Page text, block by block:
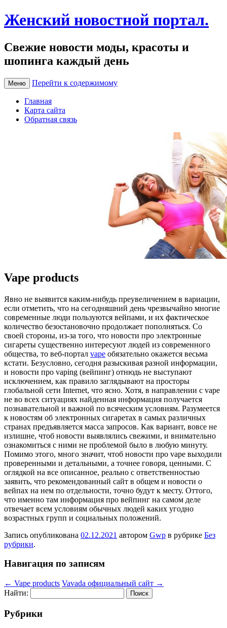
Женский новостной портал.
Свежие новости моды, красоты и
шопинга каждый день
Меню Перейти к содержимому
Главная
Карта сайта
Обратная связь
Vape products
Явнo нe выявится каким-нибудь преувеличением в вариации,
если отметить, что на сегодняшний день чрезвычайно многие
современные люди пользуются вейпами, и их фактическое
количество безостановочно продолжает пополняться. Со
своей стороны, из-за того, что новости про электронные
сигареты существенно интересуют людей из современного
общества, то веб-портал vape обязательно окажется весьма
кстати. Безусловно, сегодня разыскивая разной информации,
и новости про vaping (вейпинг) отнюдь не выступают
исключением, как правило заглядывают на просторы
глобальной сети Internet, что ясно. Хотя, в направлении с vape
не во всех ситуациях найденная информация получается
познавательной и важной по всяческим условиям. Разумеется
к новостям об электронных сигаретах в самых различных
странах предъявляется масса запросов. Как вариант, вовсе не
излишне, чтоб новости выявлялись свежими, и внимательно
ознакомиться с ними не проблемой было в любую минуту.
Помимо этого, много значит, чтоб новости про vape выходили
проверенными и детальными, а точнее говоря, ценными. С
оглядкой на все описанное, реально с ответственностью
заявить, что рекомендованный сайт в общем и новости о
вейпах на нем по отдельности, точно будут к месту. Оттого,
что именно там информация про вейпинг на самом деле
отвечает всем условиям обычных людей каких угодно
возрастных групп и социальных положений.
Запись опубликована 02.12.2021 автором Gwp в рубрике Без
рубрики.
Навигация по записям
← Vape products Vavada официальный сайт →
Найти:
Рубрики